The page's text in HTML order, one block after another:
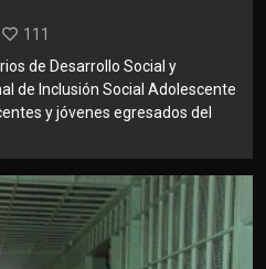
111
de Desarrollo Social y
de Inclusión Social Adolescente
y jóvenes egresados del